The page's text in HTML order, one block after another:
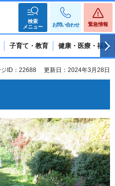
検索
メニュー
お問い合わせ 緊急情報
子育て・教育 健康・医療・福祉
ジID：22688 更新日：2024年3月28日